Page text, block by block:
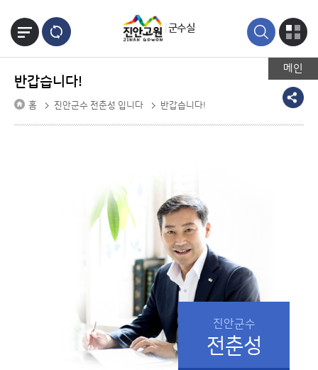
메인
군수실
반갑습니다!
홈 진안군수 전춘성 입니다 반갑습니다!
진안군수
전춘성